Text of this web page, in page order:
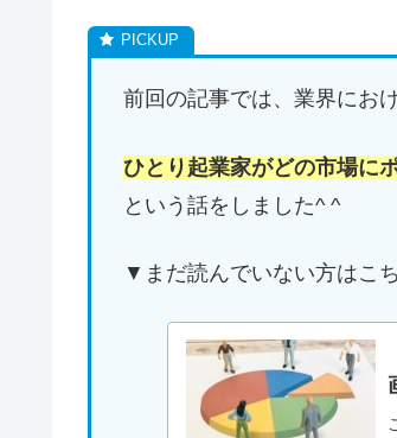
前回の記事では、業界にお
ひとり起業家がどの市場に
という話をしました^ ^
▼まだ読んでいない方はこ